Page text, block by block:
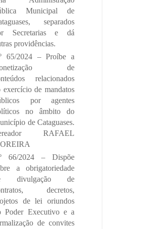
Municipal de
separados
Secretarias e dá
providências.
65/2024 – Proíbe a
de
relacionados
exercício de mandatos
por agentes
no âmbito do
de Cataguases.
RAFAEL
66/2024 – Dispõe
a obrigatoriedade
divulgação de
decretos,
de lei oriundos
Poder Executivo e a
de convites